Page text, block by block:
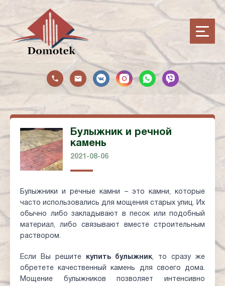
Булыжник и речной
камень
2021-08-06
Булыжники и речные камни – это камни, которые
часто использовались для мощения старых улиц. Их
обычно либо закладывают в песок или подобный
материал, либо связывают вместе строительным
раствором.
Если Вы решите купить булыжник, то сразу же
обретете качественный камень для своего дома.
Мощение булыжников позволяет интенсивно